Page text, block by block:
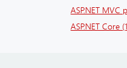
ASP.NET
ASP.NET Core